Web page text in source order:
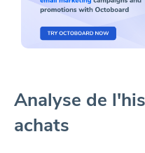
Analyse de
achats